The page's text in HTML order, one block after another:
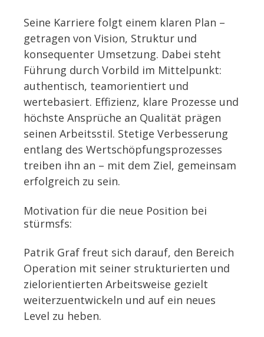
Seine Karriere folgt einem klaren Plan –
getragen von Vision, Struktur und
konsequenter Umsetzung. Dabei steht
Führung durch Vorbild im Mittelpunkt:
authentisch, teamorientiert und
wertebasiert. Effizienz, klare Prozesse und
höchste Ansprüche an Qualität prägen
seinen Arbeitsstil. Stetige Verbesserung
entlang des Wertschöpfungsprozesses
treiben ihn an – mit dem Ziel, gemeinsam
erfolgreich zu sein.
Motivation für die neue Position bei
stürmsfs:
Patrik Graf freut sich darauf, den Bereich
Operation mit seiner strukturierten und
zielorientierten Arbeitsweise gezielt
weiterzuentwickeln und auf ein neues
Level zu heben.